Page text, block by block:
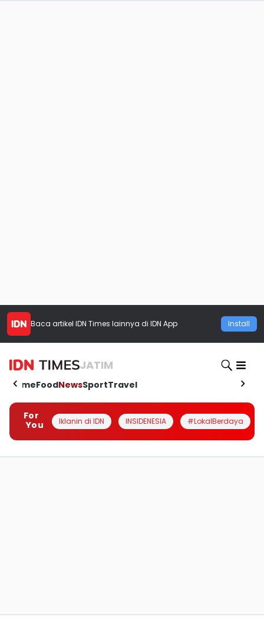
Baca artikel IDN Times lainnya di IDN App Install
JATIM
HomeFoodNewsSportTravel
For
You
Iklanin di IDN INSIDENESIA #LokalBerdaya